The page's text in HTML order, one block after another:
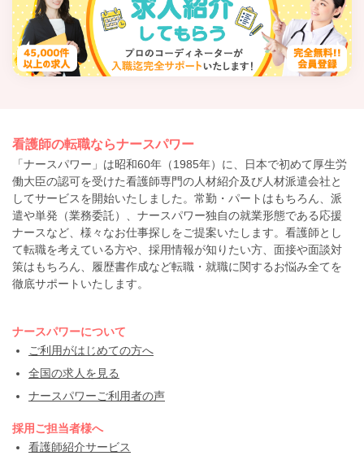
看護師の転職ならナースパワー
「ナースパワー」は昭和60年（1985年）に、日本で初めて厚生労
働大臣の認可を受けた看護師専門の人材紹介及び人材派遣会社と
してサービスを開始いたしました。常勤・パートはもちろん、派
遣や単発（業務委託）、ナースパワー独自の就業形態である応援
ナースなど、様々なお仕事探しをご提案いたします。看護師とし
て転職を考えている方や、採用情報が知りたい方、面接や面談対
策はもちろん、履歴書作成など転職・就職に関するお悩み全てを
徹底サポートいたします。
ナースパワーについて
ご利用がはじめての方へ
全国の求人を見る
ナースパワーご利用者の声
採用ご担当者様へ
看護師紹介サービス